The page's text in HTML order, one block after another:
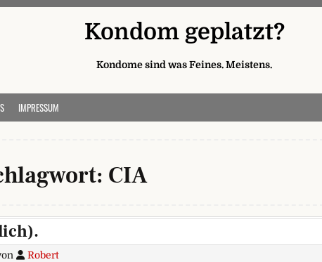
Kondom geplatzt?
Kondome sind was Feines. Meistens.
IMPRESSUM
CIA
Robert